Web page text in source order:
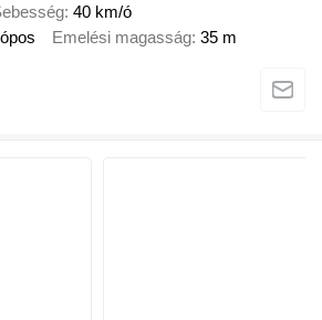
40 km/ó
Emelési magasság 35 m